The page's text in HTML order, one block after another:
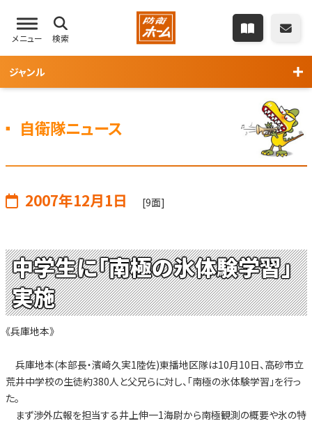
メニュー 検索
ジャンル
自衛隊ニュース
2007年12月1日 [9面]
中学生に「南極の氷体験学習」
実施
《兵庫地本》
兵庫地本(本部長・濱崎久実1陸佐)東播地区隊は10月10日、高砂市立
荒井中学校の生徒約380人と父兄らに対し、「南極の氷体験学習」を行っ
た。
まず渉外広報を担当する井上伸一1海尉から南極観測の概要や氷の特